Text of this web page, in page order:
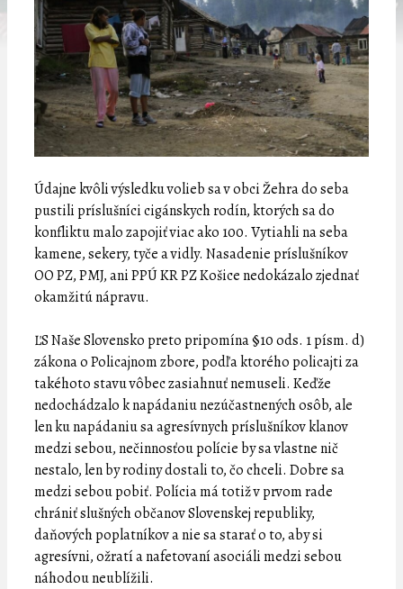
Údajne kvôli výsledku volieb sa v obci Žehra do seba
pustili príslušníci cigánskych rodín, ktorých sa do
konfliktu malo zapojiť viac ako 100. Vytiahli na seba
kamene, sekery, tyče a vidly. Nasadenie príslušníkov
OO PZ, PMJ, ani PPÚ KR PZ Košice nedokázalo zjednať
okamžitú nápravu.
ĽS Naše Slovensko preto pripomína §10 ods. 1 písm. d)
zákona o Policajnom zbore, podľa ktorého policajti za
takéhoto stavu vôbec zasiahnuť nemuseli. Keďže
nedochádzalo k napádaniu nezúčastnených osôb, ale
len ku napádaniu sa agresívnych príslušníkov klanov
medzi sebou, nečinnosťou polície by sa vlastne nič
nestalo, len by rodiny dostali to, čo chceli. Dobre sa
medzi sebou pobiť. Polícia má totiž v prvom rade
chrániť slušných občanov Slovenskej republiky,
daňových poplatníkov a nie sa starať o to, aby si
agresívni, ožratí a nafetovaní asociáli medzi sebou
náhodou neublížili.